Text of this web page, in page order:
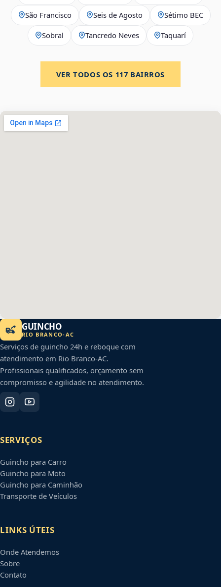
São Francisco Seis de Agosto Sétimo BEC
Sobral Tancredo Neves Taquarí
VER TODOS OS 117 BAIRROS
GUINCHO
RIO BRANCO-AC
Serviços de guincho 24h e reboque com
atendimento em Rio Branco-AC.
Profissionais qualificados, orçamento sem
compromisso e agilidade no atendimento.
SERVIÇOS
Guincho para Carro
Guincho para Moto
Guincho para Caminhão
Transporte de Veículos
LINKS ÚTEIS
Onde Atendemos
Sobre
Contato